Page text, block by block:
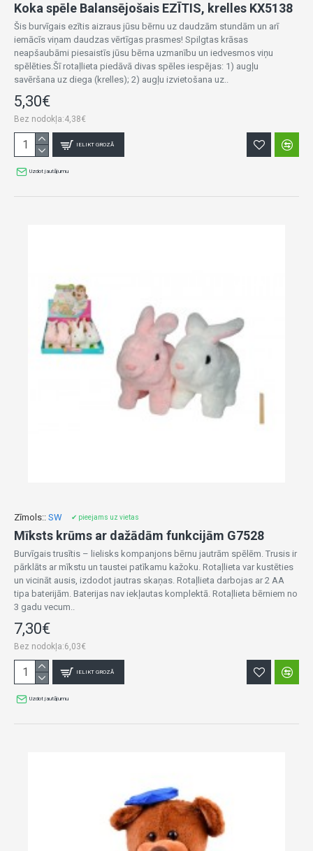
Koka spēle Balansējošais EZĪTIS, krelles KX5138
Šis burvīgais ezītis aizraus jūsu bērnu uz daudzām stundām un arī
iemācīs viņam daudzas vērtīgas prasmes! Spilgtas krāsas
neapšaubāmi piesaistīs jūsu bērna uzmanību un iedvesmos viņu
spēlēties.Šī rotaļlieta piedāvā divas spēles iespējas: 1) augļu
savēršana uz diega (krelles); 2) augļu izvietošana uz..
5,30€
Bez nodokļa:4,38€
IELIKT GROZĀ
Uzdot jautājumu
Zīmols:: SW ✔ pieejams uz vietas
Mīksts krūms ar dažādām funkcijām G7528
Burvīgais trusītis – lielisks kompanjons bērnu jautrām spēlēm. Trusis ir
pārklāts ar mīkstu un taustei patīkamu kažoku. Rotaļlieta var kustēties
un vicināt ausis, izdodot jautras skaņas. Rotaļlieta darbojas ar 2 AA
tipa baterijām. Baterijas nav iekļautas komplektā. Rotaļlieta bērniem no
3 gadu vecum..
7,30€
Bez nodokļa:6,03€
IELIKT GROZĀ
Uzdot jautājumu